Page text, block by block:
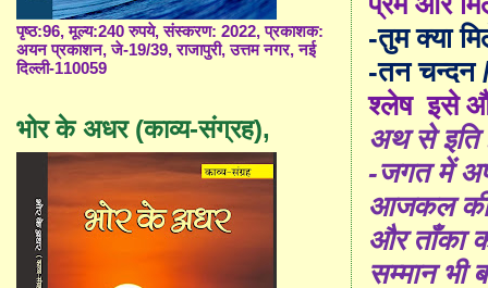
-तुम क्या
-तन
श्लेष इसे
अथ से इति
-जगत में
आजकल की
और ताँका
सम्मान भी
पृष्ठ:96, मूल्य:240 रुपये, संस्करण: 2022, प्रकाशक:
अयन प्रकाशन, जे-19/39, राजापुरी, उत्तम नगर, नई
दिल्ली-110059
भोर के अधर (काव्य-संग्रह),